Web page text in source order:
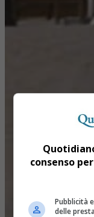
consenso
Pubblicità
delle